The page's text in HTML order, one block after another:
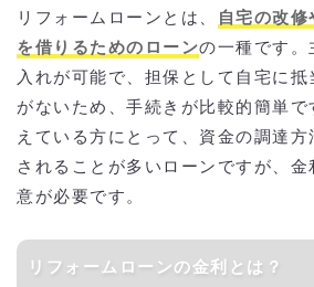
リフォームローンとは、
自宅の改
を借りるためのローンの一種です。
入れが可能で、担保として自宅に
がないため、手続きが比較的簡単
えている方にとって、資金の調達方
されることが多いローンですが、金
意が必要です。
リフォームローンの金利とは？